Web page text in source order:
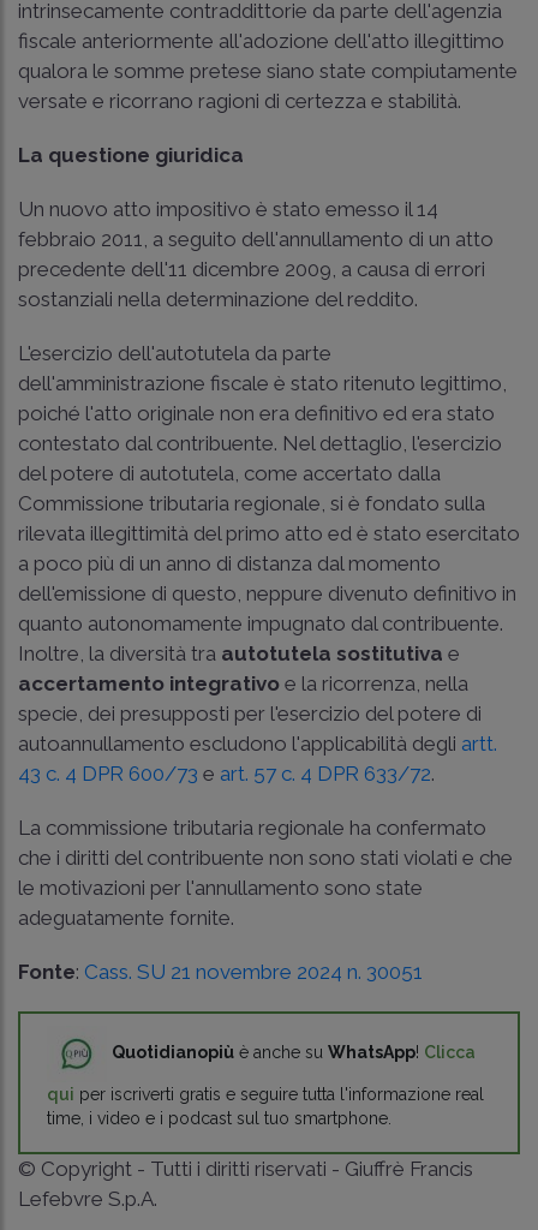
intrinsecamente contraddittorie da parte dell'agenzia
fiscale anteriormente all'adozione dell'atto illegittimo
qualora le somme pretese siano state compiutamente
versate e ricorrano ragioni di certezza e stabilità.
La questione giuridica
Un nuovo atto impositivo è stato emesso il 14
febbraio 2011, a seguito dell'annullamento di un atto
precedente dell'11 dicembre 2009, a causa di errori
sostanziali nella determinazione del reddito.
L'esercizio dell'autotutela da parte
dell'amministrazione fiscale è stato ritenuto legittimo,
poiché l'atto originale non era definitivo ed era stato
contestato dal contribuente. Nel dettaglio, l'esercizio
del potere di autotutela, come accertato dalla
Commissione tributaria regionale, si è fondato sulla
rilevata illegittimità del primo atto ed è stato esercitato
a poco più di un anno di distanza dal momento
dell'emissione di questo, neppure divenuto definitivo in
quanto autonomamente impugnato dal contribuente.
Inoltre, la diversità tra autotutela sostitutiva e
accertamento integrativo e la ricorrenza, nella
specie, dei presupposti per l'esercizio del potere di
autoannullamento escludono l'applicabilità degli artt.
43 c. 4 DPR 600/73 e art. 57 c. 4 DPR 633/72.
La commissione tributaria regionale ha confermato
che i diritti del contribuente non sono stati violati e che
le motivazioni per l'annullamento sono state
adeguatamente fornite.
Fonte: Cass. SU 21 novembre 2024 n. 30051
Quotidianopiù è anche su WhatsApp! Clicca
qui per iscriverti gratis e seguire tutta l'informazione real
time, i video e i podcast sul tuo smartphone.
© Copyright - Tutti i diritti riservati - Giuffrè Francis
Lefebvre S.p.A.